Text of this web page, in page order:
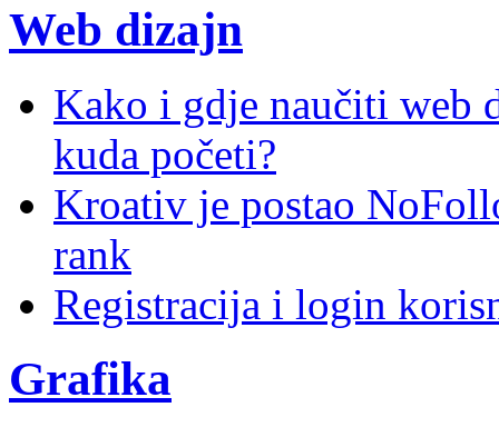
Web dizajn
Kako i gdje naučiti web
kuda početi?
Kroativ je postao
rank
Registracija i login
Grafika